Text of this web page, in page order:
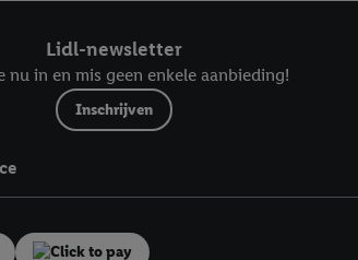
Lidl-newsletter
nu in en mis geen enkele aanbieding!
Inschrijven